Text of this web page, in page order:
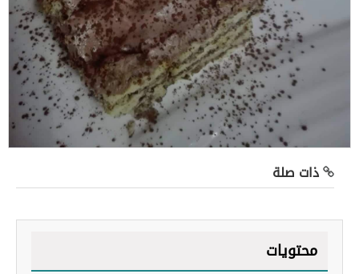
ذات صلة
محتويات